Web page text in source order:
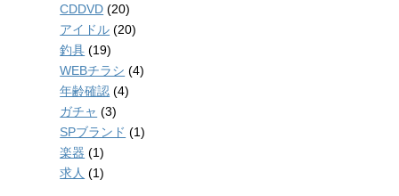
CDDVD (20)
アイドル (20)
釣具 (19)
WEBチラシ (4)
年齢確認 (4)
ガチャ (3)
SPブランド (1)
楽器 (1)
求人 (1)